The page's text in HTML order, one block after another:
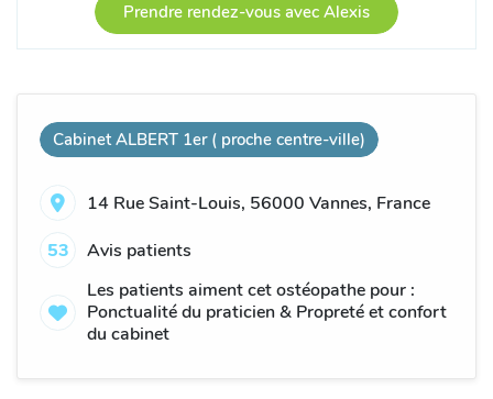
Cabinet ALBERT 1er ( proche centre-ville)
14 Rue Saint-Louis, 56000 Vannes, France
53
Avis patients
Les patients aiment cet ostéopathe pour :
Ponctualité du praticien & Propreté et confort
du cabinet
Prendre rendez-vous avec Alexis